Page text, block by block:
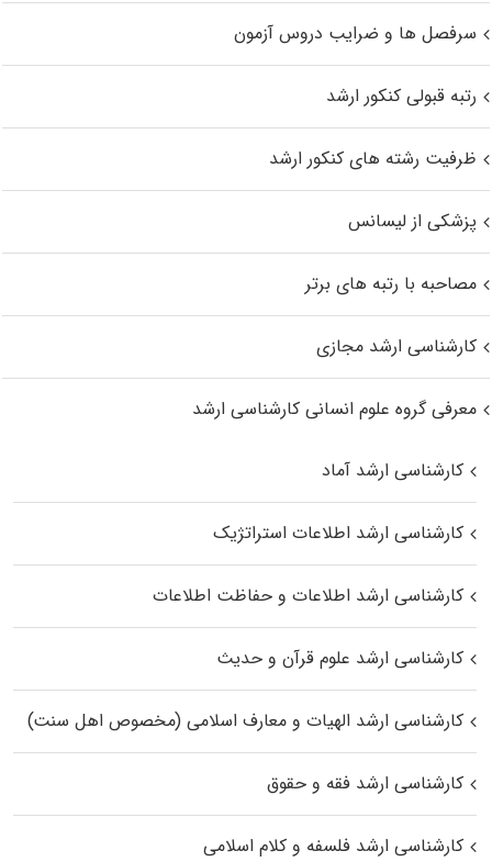
سرفصل ها و ضرایب دروس آزمون
رتبه قبولی کنکور ارشد
ظرفیت رشته های کنکور ارشد
پزشکی از لیسانس
مصاحبه با رتبه های برتر
کارشناسی ارشد مجازی
معرفی گروه علوم انسانی کارشناسی ارشد
کارشناسی ارشد آماد
کارشناسی ارشد اطلاعات استراتژیک
کارشناسی ارشد اطلاعات و حفاظت اطلاعات
کارشناسی ارشد علوم قرآن و حدیث
کارشناسی ارشد الهیات و معارف اسلامی (مخصوص اهل سنت)
کارشناسی ارشد فقه و حقوق
کارشناسی ارشد فلسفه و کلام اسلامی